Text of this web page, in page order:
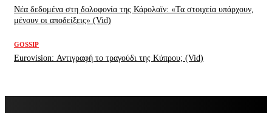
Νέα δεδομένα στη δολοφονία της Κάρολαϊν: «Τα στοιχεία υπάρχουν,
μένουν οι αποδείξεις» (Vid)
GOSSIP
Eurovision: Αντιγραφή το τραγούδι της Κύπρου; (Vid)